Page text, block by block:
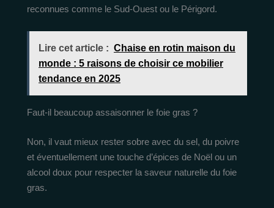
reconnues comme le Sud-Ouest ou le Périgord.
Lire cet article : Chaise en rotin maison du
monde : 5 raisons de choisir ce mobilier
tendance en 2025
Faut-il beaucoup assaisonner le foie gras ?
Non, il vaut mieux rester sobre avec du sel, du poivre
et éventuellement une touche d’épices de Noël ou un
alcool doux pour respecter la saveur naturelle du foie
gras.